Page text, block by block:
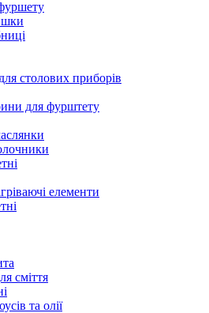
столових приборів
для фурштету
елементи
сміття
та олії